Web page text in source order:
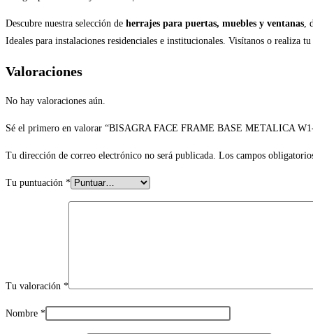
Descubre nuestra selección de herrajes para puertas, muebles y ventanas,
Ideales para instalaciones residenciales e institucionales. Visítanos o realiza
Valoraciones
No hay valoraciones aún.
Sé el primero en valorar “BISAGRA FACE FRAME BASE METALICA
Tu dirección de correo electrónico no será publicada. Los campos
Tu puntuación *
Tu valoración *
Nombre *